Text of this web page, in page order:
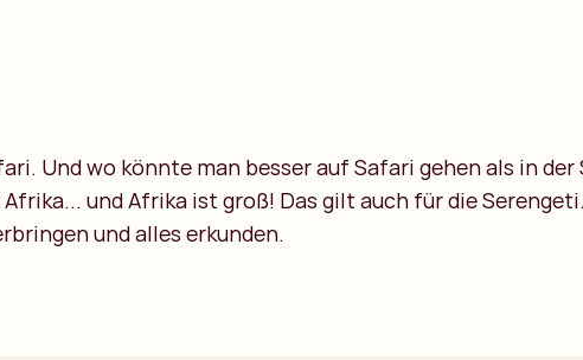
Und wo könnte man besser auf Safari gehen als in der
und Afrika ist groß! Das gilt auch für die
und alles erkunden.